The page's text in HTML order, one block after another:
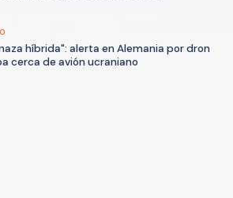
híbrida": alerta en Alemania por dron
cerca de avión ucraniano